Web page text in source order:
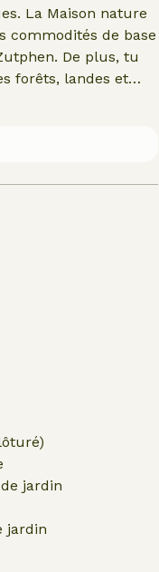
La Maison nature
commodités de base
De plus, tu
forêts, landes et
parcs d'aventure
jardin
jardin